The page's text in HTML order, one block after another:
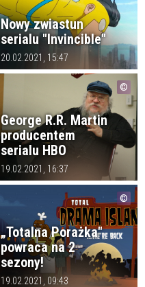
Nowy zwiastun
serialu "Invincible"
20.02.2021, 15:47
George R.R. Martin
producentem
serialu HBO
19.02.2021, 16:37
„Totalna Porażka"
powraca na 2
sezony!
19.02.2021, 09:43